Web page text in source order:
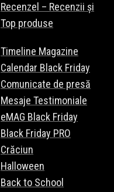
Recenzel – Recenzii și
Top produse
Timeline Magazine
Calendar Black Friday
Comunicate de presă
Mesaje Testimoniale
eMAG Black Friday
Black Friday PRO
Crăciun
Halloween
Back to School